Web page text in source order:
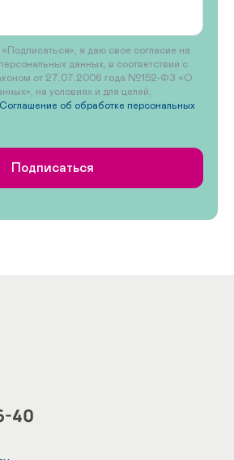
я даю свое согласие на
данных, в соответствии с
от 27.07.2006 года №152-ФЗ «О
на условиях и для целей,
Соглашение об обработке персональных
Подписаться
40